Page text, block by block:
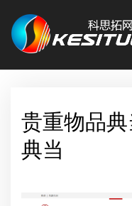
贵重物品
典当